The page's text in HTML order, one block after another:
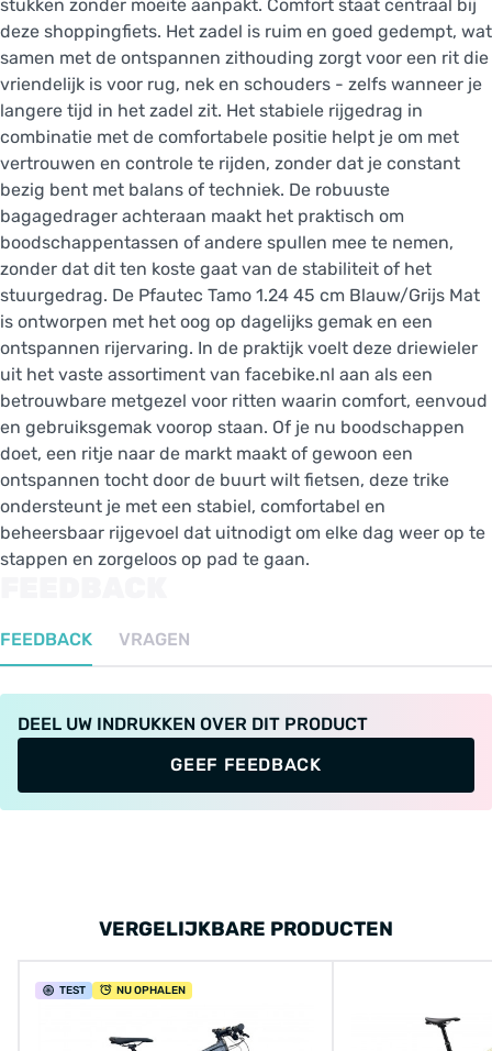
stukken zonder moeite aanpakt. Comfort staat centraal bij
deze shoppingfiets. Het zadel is ruim en goed gedempt, wat
samen met de ontspannen zithouding zorgt voor een rit die
vriendelijk is voor rug, nek en schouders - zelfs wanneer je
langere tijd in het zadel zit. Het stabiele rijgedrag in
combinatie met de comfortabele positie helpt je om met
vertrouwen en controle te rijden, zonder dat je constant
bezig bent met balans of techniek. De robuuste
bagagedrager achteraan maakt het praktisch om
boodschappentassen of andere spullen mee te nemen,
zonder dat dit ten koste gaat van de stabiliteit of het
stuurgedrag. De Pfautec Tamo 1.24 45 cm Blauw/Grijs Mat
is ontworpen met het oog op dagelijks gemak en een
ontspannen rijervaring. In de praktijk voelt deze driewieler
uit het vaste assortiment van facebike.nl aan als een
betrouwbare metgezel voor ritten waarin comfort, eenvoud
en gebruiksgemak voorop staan. Of je nu boodschappen
doet, een ritje naar de markt maakt of gewoon een
ontspannen tocht door de buurt wilt fietsen, deze trike
ondersteunt je met een stabiel, comfortabel en
beheersbaar rijgevoel dat uitnodigt om elke dag weer op te
stappen en zorgeloos op pad te gaan.
FEEDBACK VRAGEN
DEEL UW INDRUKKEN OVER DIT PRODUCT
GEEF FEEDBACK
VERGELIJKBARE PRODUCTEN
TEST NU OPHALEN